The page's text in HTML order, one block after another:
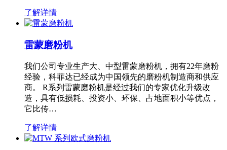
了解详情
雷蒙磨粉机
我们公司专业生产大、中型雷蒙磨粉机，拥有22年磨粉
经验，科菲达已经成为中国领先的磨粉机制造商和供应
商。 R系列雷蒙磨粉机是经过我们的专家优化升级改
造，具有低损耗、投资小、环保、占地面积小等优点，
它比传…
了解详情